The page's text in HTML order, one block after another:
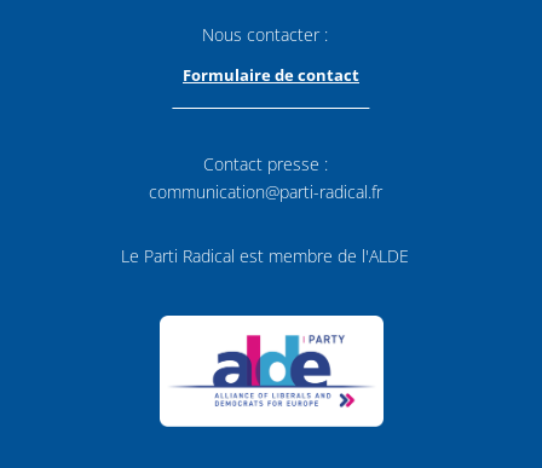
Nous contacter :
Formulaire de contact
Contact presse :
communication@parti-radical.fr
Le Parti Radical est membre de l'ALDE